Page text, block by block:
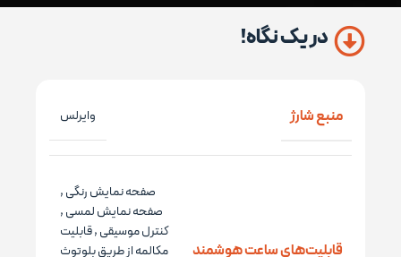
در یک نگاه!
منبع شارژ وایرلس
قابلیت‌های ساعت هوشمند
صفحه نمایش رنگی,
صفحه نمایش لمسی,
کنترل موسیقی,قابلیت
مکالمه از طریق بلوتوث